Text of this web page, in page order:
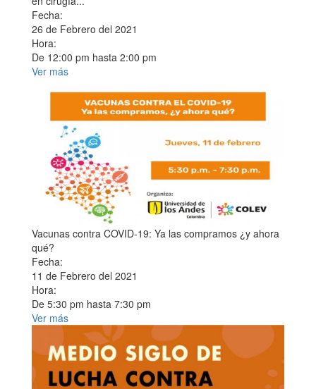
Fecha:
26 de Febrero del 2021
Hora:
De 12:00 pm hasta 2:00 pm
Ver más
Vacunas contra COVID-19: Ya las compramos ¿y ahora
qué?
Fecha:
11 de Febrero del 2021
Hora:
De 5:30 pm hasta 7:30 pm
Ver más